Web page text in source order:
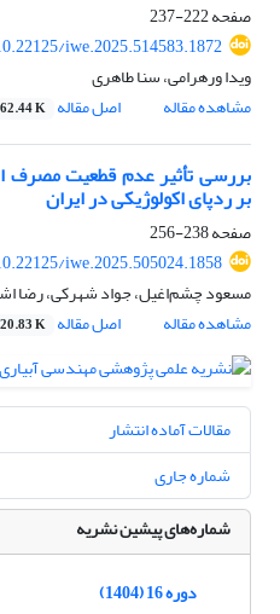
صفحه222-237
iwe.2025.514583.1872
ویدا ورهرامی، سنا طاهری
مشاهده مقاله
اصل مقاله K
بررسی تأثیر عدم قطعیت مصرف
بر ردپای اکولوژیکی در ایران
صفحه238-256
iwe.2025.505024.1858
مسعود چشم‌اغیل، جواد شهرکی، رضا
مشاهده مقاله
اصل مقاله K
مقالات آماده انتشار
شماره جاری
شماره‌های پیشین نشریه
دوره 16 (1404)